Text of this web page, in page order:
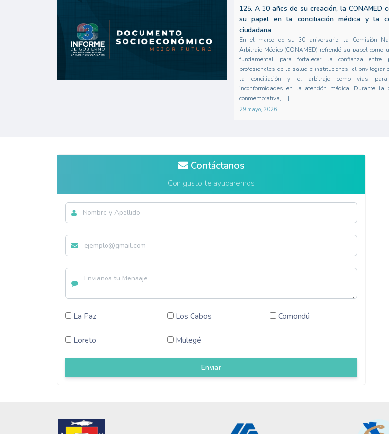
125. A 30 años de su creación, la CONAMED
su papel en la conciliación médica y la
ciudadana
En el marco de su 30 aniversario, la Comisión
Arbitraje Médico (CONAMED) refrendó su papel como
fundamental para fortalecer la confianza entre
profesionales de la salud e instituciones, al privilegiar
la conciliación y el arbitraje como vías para
inconformidades en la atención médica. Durante la
conmemorativa, […]
29 mayo, 2026
Contáctanos
Con gusto te ayudaremos
La Paz Los Cabos Comondú
Loreto Mulegé